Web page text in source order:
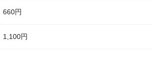
660円
1,100円